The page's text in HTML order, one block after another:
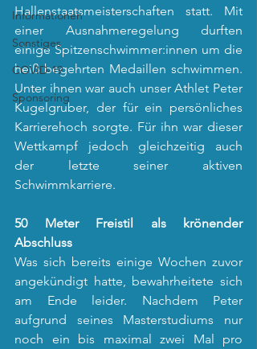
Informationen
Sonstiges
COVID-19
Sponsoring
Hallenstaatsmeisterschaften statt. Mit
einer Ausnahmeregelung durften
einige Spitzenschwimmer:innen um die
heiß begehrten Medaillen schwimmen.
Unter ihnen war auch unser Athlet Peter
Kugelgruber, der für ein persönliches
Karrierehoch sorgte. Für ihn war dieser
Wettkampf jedoch gleichzeitig auch
der letzte seiner aktiven
Schwimmkarriere.
50 Meter Freistil als krönender
Abschluss
Was sich bereits einige Wochen zuvor
angekündigt hatte, bewahrheitete sich
am Ende leider. Nachdem Peter
aufgrund seines Masterstudiums nur
noch ein bis maximal zwei Mal pro